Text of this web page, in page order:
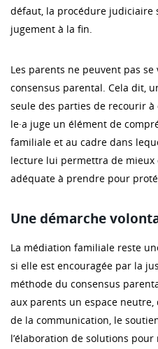
défaut, la procédure judiciaire
jugement à la fin.
Les parents ne peuvent pas
consensus parental. Cela dit,
seule des parties de recourir
le·a juge un élément de
familiale et au cadre dans
lecture lui permettra de
adéquate à prendre pour
Une démarche
La médiation familiale reste
si elle est encouragée par la
méthode du consensus
aux parents un espace
de la communication, le
l’élaboration de solutions